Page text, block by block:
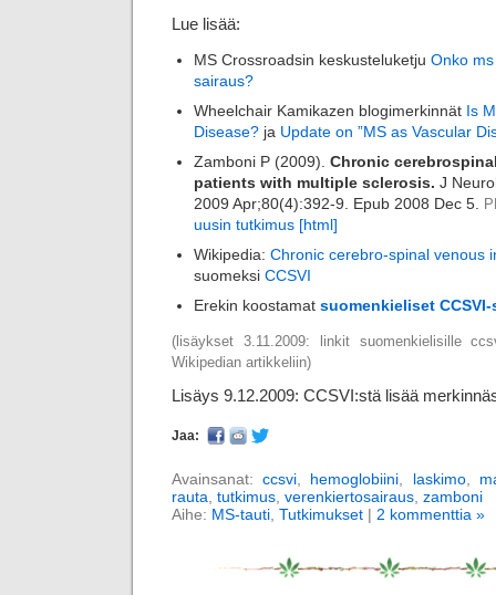
Lue lisää:
MS Crossroadsin keskusteluketju Onko
sairaus?
Wheelchair Kamikazen blogimerkinnät Is
Disease? ja Update on ”MS as Vascular
Zamboni P (2009). Chronic
patients with multiple sclerosis. J
2009 Apr;80(4):392-9. Epub 2008 Dec 5.
uusin tutkimus [html]
Wikipedia: Chronic cerebro-spinal venous
suomeksi CCSVI
Erekin koostamat suomenkieliset
(lisäykset 3.11.2009: linkit suomenkielisille
Wikipedian artikkeliin)
Lisäys 9.12.2009: CCSVI:stä lisää
Jaa:
Avainsanat:ccsvi hemoglobiini laskimo,
rauta tutkimus verenkiertosairaus zamboni
Aihe: MS-tauti Tutkimukset | 2 kommenttia »